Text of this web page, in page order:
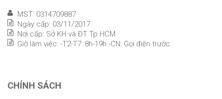
MST: 0314709887
Ngày cấp: 03/11/2017
Nơi cấp: Sở KH và ĐT Tp HCM
Giờ làm việc: -T2-T7: 8h-19h -CN: Gọi điện trước
CHÍNH SÁCH